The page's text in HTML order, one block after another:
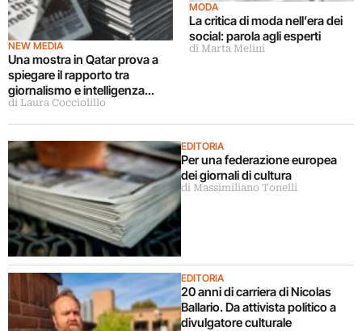
NEW MEDIA
Una mostra in Qatar prova a
spiegare il rapporto tra
giornalismo e intelligenza
artificiale
di Laura Cocciolillo
MODA
La critica di moda nell’era dei
social: parola agli esperti
di Marta Melini
EDITORIA
Per una federazione europea
dei giornali di cultura
di Massimiliano Tonelli
EDITORIA
20 anni di carriera di Nicolas
Ballario. Da attivista politico a
divulgatore culturale